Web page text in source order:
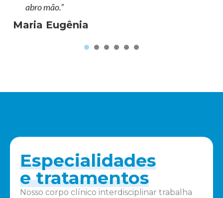
abro mão.”
Maria Eugênia
Especialidades
e tratamentos
Nosso corpo clínico interdisciplinar trabalha